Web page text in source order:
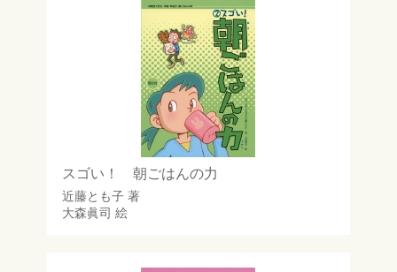
スゴい！ 朝ごはんの力
近藤とも子著
大森眞司 絵